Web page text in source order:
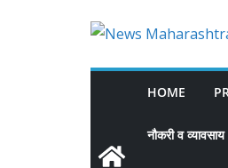
HOME
नौकरी व व्यावसाय